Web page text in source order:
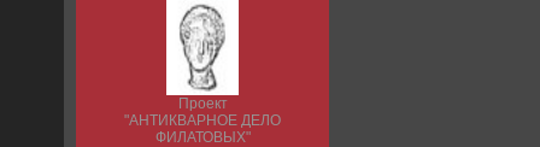
Проект
"АНТИКВАРНОЕ ДЕЛО
ФИЛАТОВЫХ"